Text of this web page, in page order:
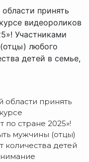
принять
видеороликов
Участниками
любого
детей в семье,
принять
стране 2025»!
мужчины (отцы)
количества детей